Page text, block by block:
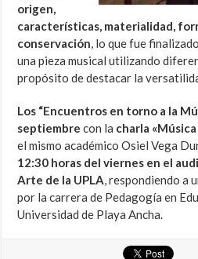
origen,
características, materialidad,
conservación, lo que fue
una pieza musical utilizando
propósito de destacar la
Los “Encuentros en torno a la
septiembre con la charla
el mismo académico Osiel Vega
12:30 horas del viernes en el
Arte de la UPLA, respondiendo a
por la carrera de Pedagogía en
Universidad de Playa Ancha.